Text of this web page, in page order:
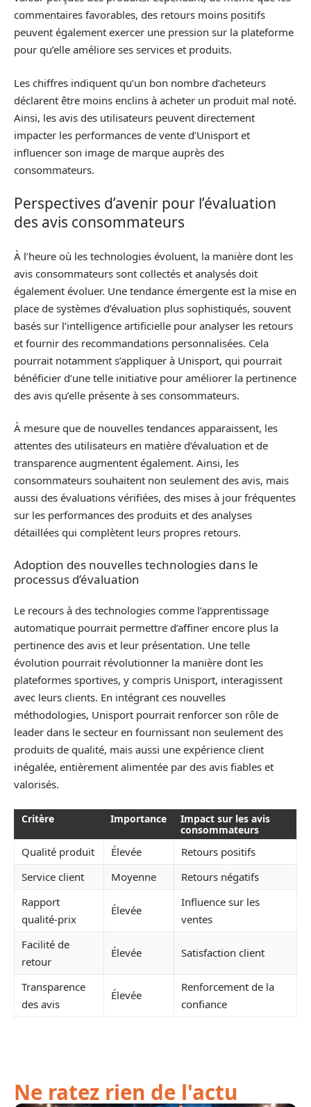
commentaires favorables, des retours moins positifs
peuvent également exercer une pression sur la plateforme
pour qu’elle améliore ses services et produits.
Les chiffres indiquent qu’un bon nombre d’acheteurs
déclarent être moins enclins à acheter un produit mal noté.
Ainsi, les avis des utilisateurs peuvent directement
impacter les performances de vente d’Unisport et
influencer son image de marque auprès des
consommateurs.
Perspectives d’avenir pour l’évaluation
des avis consommateurs
À l’heure où les technologies évoluent, la manière dont les
avis consommateurs sont collectés et analysés doit
également évoluer. Une tendance émergente est la mise en
place de systèmes d’évaluation plus sophistiqués, souvent
basés sur l’intelligence artificielle pour analyser les retours
et fournir des recommandations personnalisées. Cela
pourrait notamment s’appliquer à Unisport, qui pourrait
bénéficier d’une telle initiative pour améliorer la pertinence
des avis qu’elle présente à ses consommateurs.
À mesure que de nouvelles tendances apparaissent, les
attentes des utilisateurs en matière d’évaluation et de
transparence augmentent également. Ainsi, les
consommateurs souhaitent non seulement des avis, mais
aussi des évaluations vérifiées, des mises à jour fréquentes
sur les performances des produits et des analyses
détaillées qui complètent leurs propres retours.
Adoption des nouvelles technologies dans le
processus d’évaluation
Le recours à des technologies comme l’apprentissage
automatique pourrait permettre d’affiner encore plus la
pertinence des avis et leur présentation. Une telle
évolution pourrait révolutionner la manière dont les
plateformes sportives, y compris Unisport, interagissent
avec leurs clients. En intégrant ces nouvelles
méthodologies, Unisport pourrait renforcer son rôle de
leader dans le secteur en fournissant non seulement des
produits de qualité, mais aussi une expérience client
inégalée, entièrement alimentée par des avis fiables et
valorisés.
Critère Importance
Impact sur les avis
consommateurs
Qualité produit Élevée
Retours positifs
Service client
Moyenne
Retours négatifs
Rapport
qualité-prix
Élevée
Influence sur les
ventes
Facilité de
retour
Élevée Satisfaction client
Transparence
des avis
Élevée
Renforcement de la
confiance
Ne ratez rien de l'actu